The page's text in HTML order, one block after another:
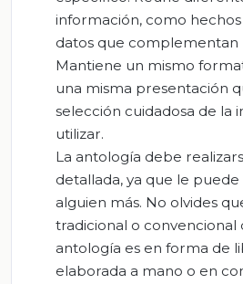
información, como hechos
datos que complementan
Mantiene un mismo
una misma presentación
selección cuidadosa de la
utilizar.
La antología debe
detallada, ya que le puede
alguien más. No olvides
tradicional o convencional
antología es en forma de
elaborada a mano o en